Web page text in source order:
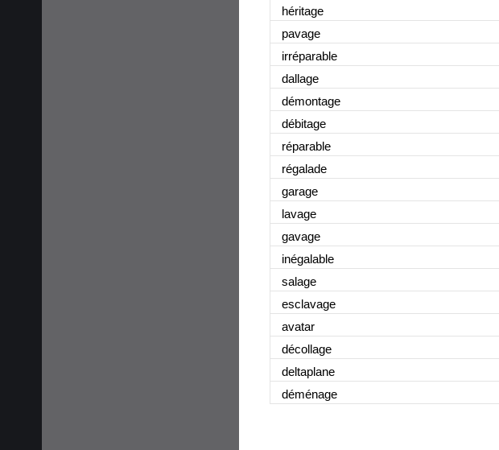
héritage
pavage
irréparable
dallage
démontage
débitage
réparable
régalade
garage
lavage
gavage
inégalable
salage
esclavage
avatar
décollage
deltaplane
déménage